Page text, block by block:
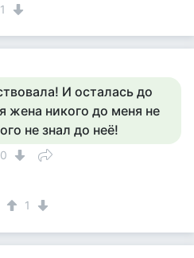
1
И осталась до
жена никого до меня не
не знал до неё!
0
1